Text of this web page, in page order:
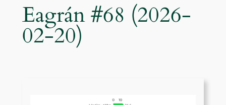
Eagrán #68 (2026-
02-20)